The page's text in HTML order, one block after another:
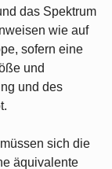
das Spektrum
wie auf
sofern eine
und
und des
sich die
äquivalente